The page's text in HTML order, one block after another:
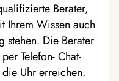
Berater,
Ihrem Wissen auch
stehen. Die Berater
Telefon- Chat-
Uhr erreichen.